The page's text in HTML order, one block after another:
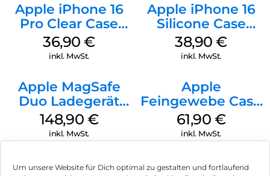
Um unsere Website für Dich optimal zu gestalten und fortlaufend
Apple iPhone 16
Pro Clear Case
MagSafe
Transparent
36,90€
inkl. MwSt.
Apple iPhone 16
Silicone Case
MagSafe
Ultramarine
38,90€
inkl. MwSt.
Apple MagSafe
Duo Ladegerät
Weiß
148,90 €
inkl. MwSt.
Apple
Feingewebe Case
iPhone 15 Pro
MagSafe Schwarz
61,90 €
inkl. MwSt.